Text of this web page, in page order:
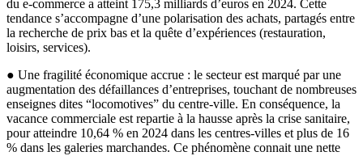
du e-commerce a atteint 175,3 milliards d’euros en 2024. Cette
tendance s’accompagne d’une polarisation des achats, partagés entre
la recherche de prix bas et la quête d’expériences (restauration,
loisirs, services).
● Une fragilité économique accrue : le secteur est marqué par une
augmentation des défaillances d’entreprises, touchant de nombreuses
enseignes dites “locomotives” du centre-ville. En conséquence, la
vacance commerciale est repartie à la hausse après la crise sanitaire,
pour atteindre 10,64 % en 2024 dans les centres-villes et plus de 16
% dans les galeries marchandes. Ce phénomène connait une nette